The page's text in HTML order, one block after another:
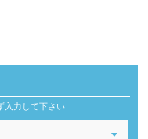
入力して下さい